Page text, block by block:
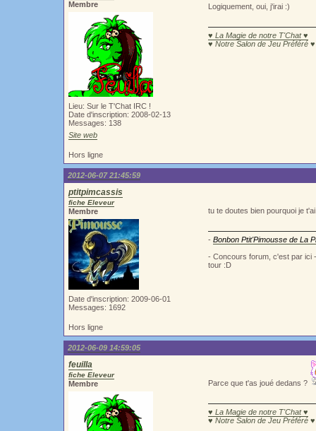
Membre
Lieu: Sur le T'Chat IRC !
Date d'inscription: 2008-02-13
Messages: 138
Site web
Logiquement, oui, j'irai :)
♥ La Magie de notre T'Chat ♥
♥ Notre Salon de Jeu Préféré ♥
Hors ligne
2012-06-07 21:45:59
ptitpimcassis
fiche Eleveur
Membre
Date d'inscription: 2009-06-01
Messages: 1692
tu te doutes bien pourquoi je
- Bonbon Ptit'Pimousse de La
- Concours forum, c'est par ici
tour :D
Hors ligne
2012-06-09 14:59:05
feuilla
fiche Eleveur
Membre Parce que t'as joué dedans ?
♥ La Magie de notre T'Chat ♥
♥ Notre Salon de Jeu Préféré ♥